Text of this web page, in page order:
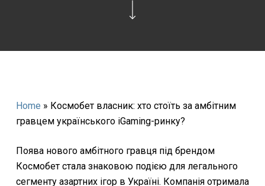
Home » Космобет власник: хто стоїть за амбітним
гравцем українського iGaming-ринку?
Поява нового амбітного гравця під брендом
Космобет стала знаковою подією для легального
сегменту азартних ігор в Україні. Компанія отримала